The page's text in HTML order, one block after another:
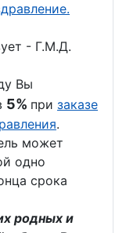
- Г.М.Д.
Вы
5% при заказе
.
может
одно
срока
родных и